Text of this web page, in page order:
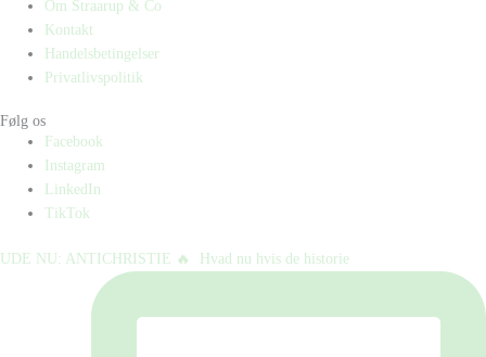
Om Straarup & Co
Kontakt
Handelsbetingelser
Privatlivspolitik
Følg os
Facebook
Instagram
LinkedIn
TikTok
UDE NU: ANTICHRISTIE 🔥⁠ ⁠ Hvad nu hvis de historie